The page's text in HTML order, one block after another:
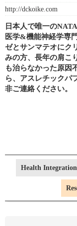
http://dckoike.com
日本人で唯一の
医学&機能神経学専
ゼとサンマテオにク
みの方、長年の肩こ
も治らなかった原因
ら、アスレチックパ
非ご連絡ください。
Health